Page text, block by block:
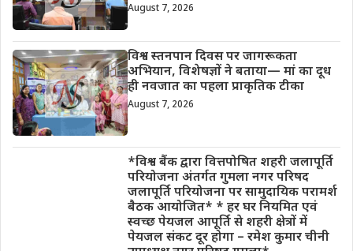
August 7, 2026
विश्व स्तनपान दिवस पर जागरूकता
अभियान, विशेषज्ञों ने बताया— मां का दूध
ही नवजात का पहला प्राकृतिक टीका
August 7, 2026
*विश्व बैंक द्वारा वित्तपोषित शहरी जलापूर्ति
परियोजना अंतर्गत गुमला नगर परिषद
जलापूर्ति परियोजना पर सामुदायिक परामर्श
बैठक आयोजित* * हर घर नियमित एवं
स्वच्छ पेयजल आपूर्ति से शहरी क्षेत्रों में
पेयजल संकट दूर होगा – रमेश कुमार चीनी